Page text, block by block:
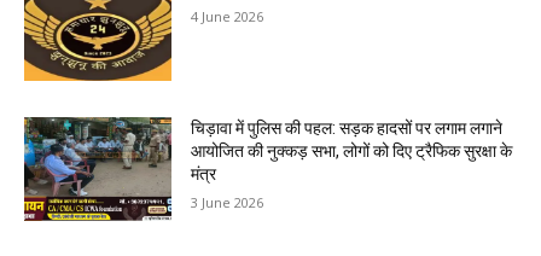
4 June 2026
चिड़ावा में पुलिस की पहल: सड़क हादसों पर लगाम लगाने
आयोजित की नुक्कड़ सभा, लोगों को दिए ट्रैफिक सुरक्षा के
मंत्र
3 June 2026